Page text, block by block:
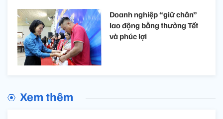
Doanh nghiệp “giữ chân”
lao động bằng thưởng Tết
và phúc lợi
Xem thêm